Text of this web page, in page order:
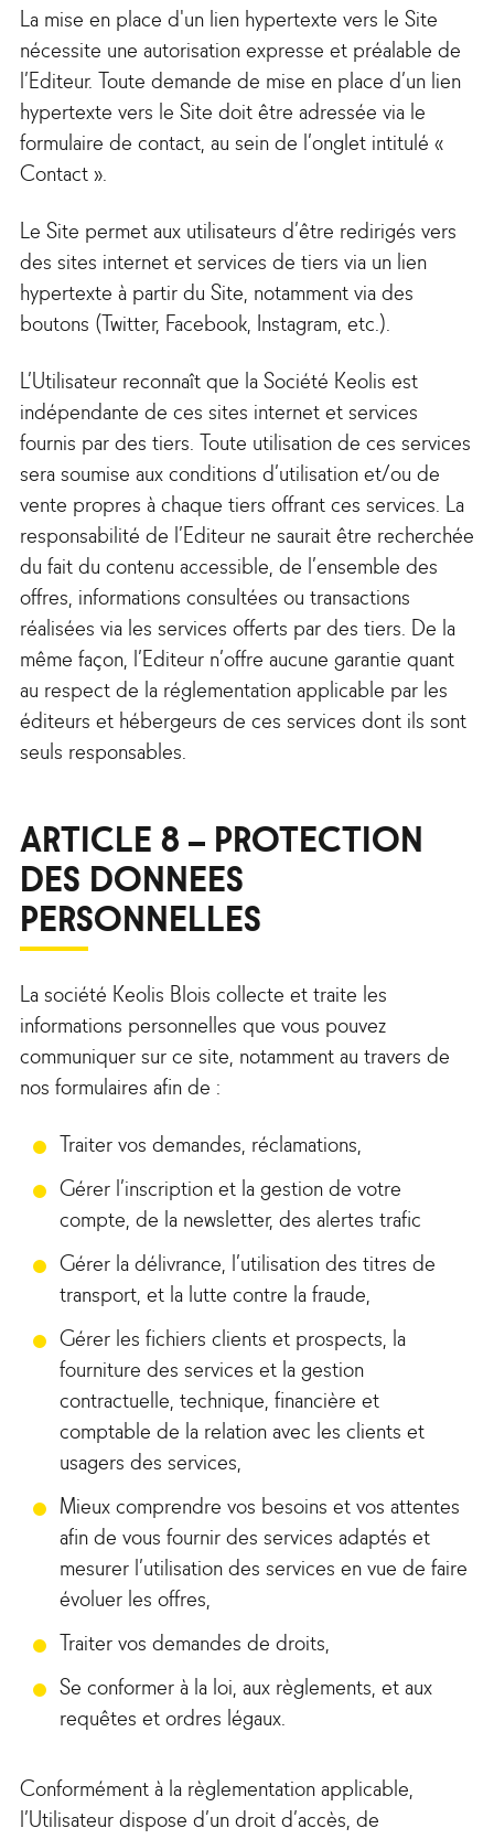
La mise en place d'un lien hypertexte vers le Site
nécessite une autorisation expresse et préalable de
l’Editeur. Toute demande de mise en place d’un lien
hypertexte vers le Site doit être adressée via le
formulaire de contact, au sein de l’onglet intitulé «
Contact ».
Le Site permet aux utilisateurs d’être redirigés vers
des sites internet et services de tiers via un lien
hypertexte à partir du Site, notamment via des
boutons (Twitter, Facebook, Instagram, etc.).
L’Utilisateur reconnaît que la Société Keolis est
indépendante de ces sites internet et services
fournis par des tiers. Toute utilisation de ces services
sera soumise aux conditions d’utilisation et/ou de
vente propres à chaque tiers offrant ces services. La
responsabilité de l’Editeur ne saurait être recherchée
du fait du contenu accessible, de l’ensemble des
offres, informations consultées ou transactions
réalisées via les services offerts par des tiers. De la
même façon, l’Editeur n’offre aucune garantie quant
au respect de la réglementation applicable par les
éditeurs et hébergeurs de ces services dont ils sont
seuls responsables.
ARTICLE 8 – PROTECTION
DES DONNEES
PERSONNELLES
La société Keolis Blois collecte et traite les
informations personnelles que vous pouvez
communiquer sur ce site, notamment au travers de
nos formulaires afin de :
Traiter vos demandes, réclamations,
Gérer l’inscription et la gestion de votre
compte, de la newsletter, des alertes trafic
Gérer la délivrance, l’utilisation des titres de
transport, et la lutte contre la fraude,
Gérer les fichiers clients et prospects, la
fourniture des services et la gestion
contractuelle, technique, financière et
comptable de la relation avec les clients et
usagers des services,
Mieux comprendre vos besoins et vos attentes
afin de vous fournir des services adaptés et
mesurer l’utilisation des services en vue de faire
évoluer les offres,
Traiter vos demandes de droits,
Se conformer à la loi, aux règlements, et aux
requêtes et ordres légaux.
Conformément à la règlementation applicable,
l’Utilisateur dispose d’un droit d’accès, de